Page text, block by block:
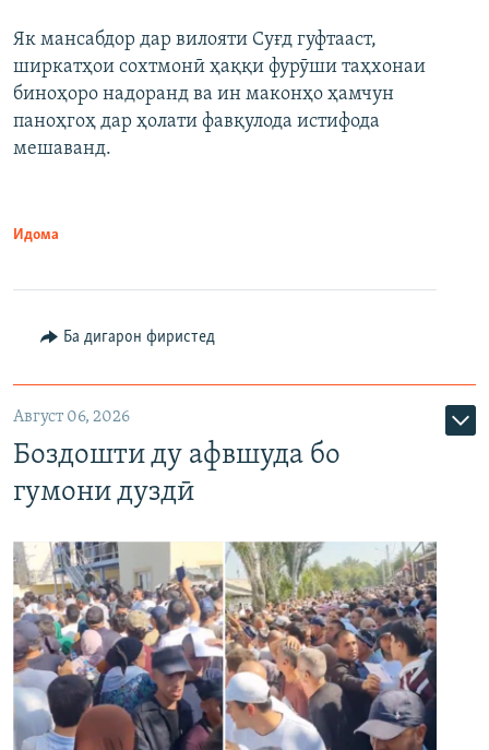
Як мансабдор дар вилояти Суғд гуфтааст,
ширкатҳои сохтмонӣ ҳаққи фурӯши таҳхонаи
биноҳоро надоранд ва ин маконҳо ҳамчун
паноҳгоҳ дар ҳолати фавқулода истифода
мешаванд.
Идома
Ба дигарон фиристед
Август 06, 2026
Боздошти ду афвшуда бо
гумони дуздӣ